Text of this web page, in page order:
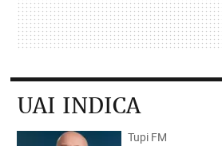
UAI INDICA
Tupi FM